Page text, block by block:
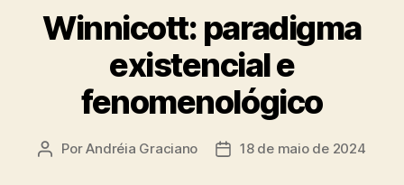
Winnicott: paradigma
existencial e
fenomenológico
Autor
PorAndréia Graciano
Data18 de maio de 2024